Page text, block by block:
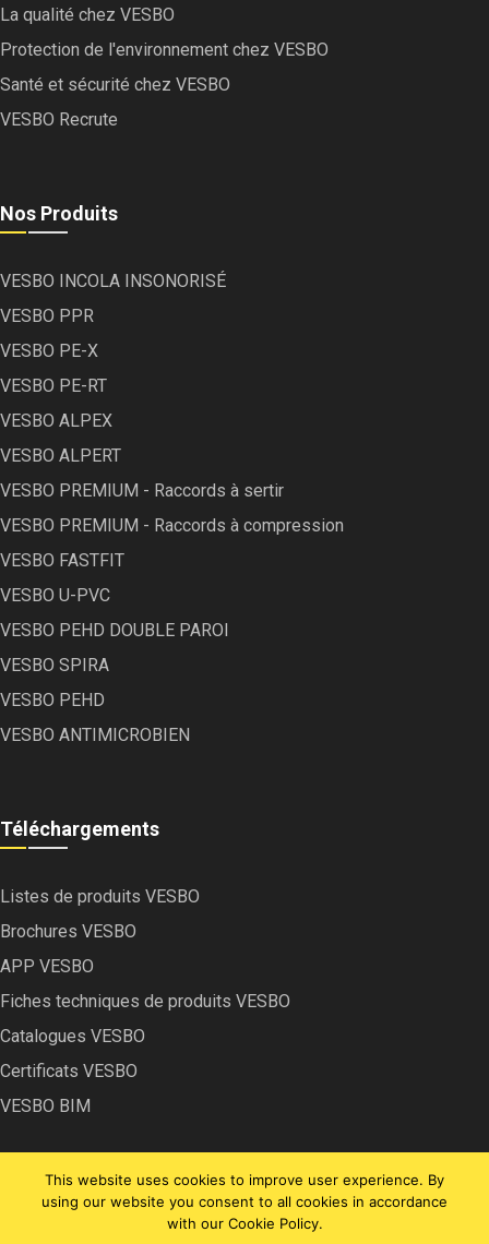
La qualité chez VESBO
Protection de l'environnement chez VESBO
Santé et sécurité chez VESBO
VESBO Recrute
Nos Produits
VESBO INCOLA INSONORISÉ
VESBO PPR
VESBO PE-X
VESBO PE-RT
VESBO ALPEX
VESBO ALPERT
VESBO PREMIUM - Raccords à sertir
VESBO PREMIUM - Raccords à compression
VESBO FASTFIT
VESBO U-PVC
VESBO PEHD DOUBLE PAROI
VESBO SPIRA
VESBO PEHD
VESBO ANTIMICROBIEN
Téléchargements
Listes de produits VESBO
Brochures VESBO
APP VESBO
Fiches techniques de produits VESBO
Catalogues VESBO
Certificats VESBO
VESBO BIM
This website uses cookies to improve user experience. By
using our website you consent to all cookies in accordance
with our Cookie Policy.